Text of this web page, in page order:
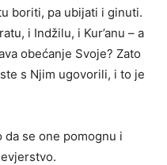
boriti, pa ubijati i ginuti.
i Indžilu, i Kur’anu – a
obećanje Svoje? Zato
s Njim ugovorili, i to je
da se one pomognu i